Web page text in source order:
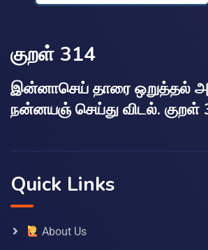
குறள் 314
இன்னாசெய் தாரை ஒறுத்தல்
நன்னயஞ் செய்து விடல். குறள்
Quick Links
About Us